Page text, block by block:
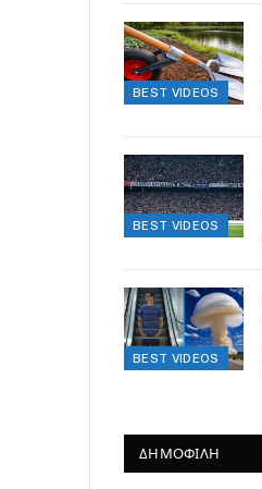
BEST VIDEOS
BEST VIDEOS
BEST VIDEOS
ΔΗΜΟΦΙΛΗ